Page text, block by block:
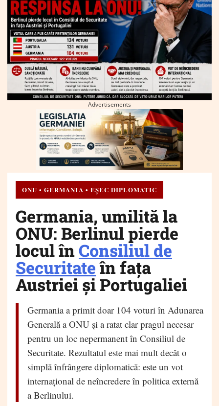
Advertisements
ONU • GERMANIA • EȘEC DIPLOMATIC
Germania, umilită la
ONU: Berlinul pierde
locul înConsiliul de
Securitateîn fața
Austriei și Portugaliei
Germania a primit doar 104 voturi în Adunarea
Generală a ONU și a ratat clar pragul necesar
pentru un loc nepermanent în Consiliul de
Securitate. Rezultatul este mai mult decât o
simplă înfrângere diplomatică: este un vot
internațional de neîncredere în politica externă
a Berlinului.